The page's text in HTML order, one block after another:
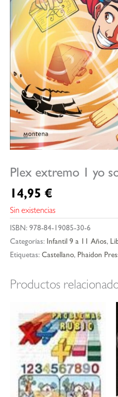
Plex extremo 1 yo
14,95 €
Sin existencias
ISBN: 978-84-19085-30-6
Categorías: Infantil 9 a 11 Años,
Etiquetas: Castellano, Phaidon
Productos